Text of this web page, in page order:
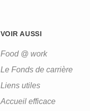
VOIR AUSSI
Food @ work
Le Fonds de carrière
Liens utiles
Accueil efficace